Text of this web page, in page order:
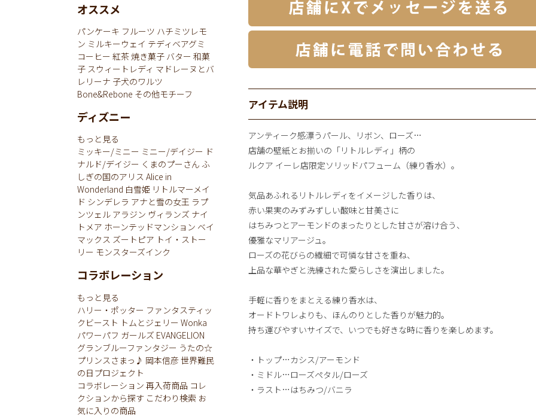
アイテム説明
アンティーク感漂うパール、リボン、ローズ…
店舗の壁紙とお揃いの「リトルレディ」柄の
ルクア イーレ店限定ソリッドパフューム（練り香水）。
気品あふれるリトルレディをイメージした香りは、
赤い果実のみずみずしい酸味と甘美さに
はちみつとアーモンドのまったりとした甘さが溶け合う、
優雅なマリアージュ。
ローズの花びらの繊細で可憐な甘さを重ね、
上品な華やぎと洗練された愛らしさを演出しました。
手軽に香りをまとえる練り香水は、
オードトワレよりも、ほんのりとした香りが魅力的。
持ち運びやすいサイズで、いつでも好きな時に香りを楽しめます。
・トップ…カシス/アーモンド
・ミドル…ローズペタル/ローズ
・ラスト…はちみつ/バニラ
オススメ
パンケーキ フルーツ ハチミツレモ
ン ミルキーウェイ テディベアグミ
コーヒー 紅茶焼き菓子 バター 和菓
子 スウィートレディ マドレーヌとバ
レリーナ 子犬のワルツ
Bone&Rebone その他モチーフ
ディズニー
もっと見る
ミッキー/ミニー ミニー/デイジー ド
ナルド/デイジー くまのプーさん ふ
しぎの国のアリス Alice in
Wonderland 白雪姫 リトルマーメイ
ド シンデレラ アナと雪の女王 ラプ
ンツェル アラジン ヴィランズ ナイ
トメア ホーンテッドマンション ベイ
マックス ズートピア トイ・ストー
リー モンスターズインク
コラボレーション
もっと見る
ハリー・ポッター ファンタスティッ
クビースト トムとジェリー Wonka
パワーパフ ガールズ EVANGELION
グランブルーファンタジー うたの☆
プリンスさまっ♪ 岡本信彦世界難民
の日プロジェクト
コラボレーション 再入荷商品 コレ
クションから探す こだわり検索 お
気に入りの商品